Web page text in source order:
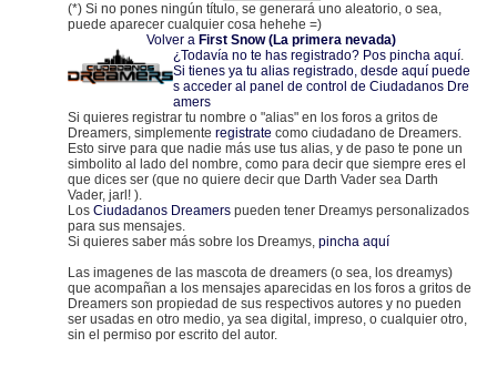
(*) Si no pones ningún título, se generará uno aleatorio, o sea,
puede aparecer cualquier cosa hehehe =)
Volver a First Snow (La primera nevada)
¿Todavía no te has registrado? Pos pincha aquí.
Si tienes ya tu alias registrado, desde aquí puede
s acceder al panel de control de Ciudadanos Dre
amers
Si quieres registrar tu nombre o "alias" en los foros a gritos de
Dreamers, simplemente registrate como ciudadano de Dreamers.
Esto sirve para que nadie más use tus alias, y de paso te pone un
simbolito al lado del nombre, como para decir que siempre eres el
que dices ser (que no quiere decir que Darth Vader sea Darth
Vader, jarl! ).
Los Ciudadanos Dreamerspueden tener Dreamys personalizados
para sus mensajes.
Si quieres saber más sobre los Dreamys, pincha aquí
Las imagenes de las mascota de dreamers (o sea, los dreamys)
que acompañan a los mensajes aparecidas en los foros a gritos de
Dreamers son propiedad de sus respectivos autores y no pueden
ser usadas en otro medio, ya sea digital, impreso, o cualquier otro,
sin el permiso por escrito del autor.